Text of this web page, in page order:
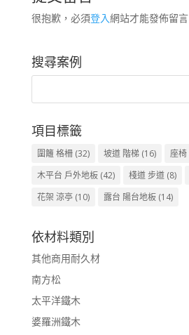
很抱歉，必須登入網站才能發佈留言
搜尋案例
項目標籤
圍籬 格柵(32) 坡道 階梯(16) 座椅
木平台 戶外地板(42) 棧道 步道(8)
花架 涼亭(10) 露台 陽台地板(14)
依材料類別
其他商用耐久材
南方松
太平洋鐵木
婆羅洲鐵木